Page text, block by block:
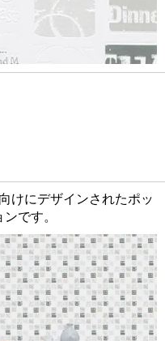
けにデザインされたポッ
です。